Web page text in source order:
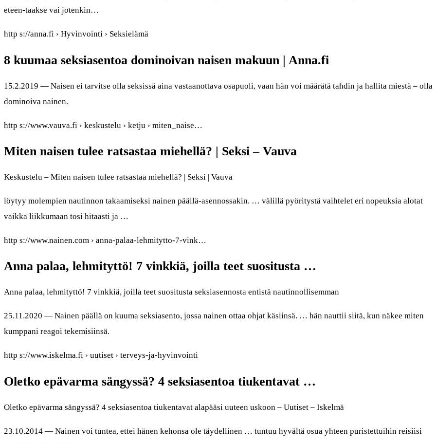
eteen-taakse vai jotenkin…
http s://anna.fi › Hyvinvointi › Seksielämä
8 kuumaa seksiasentoa dominoivan naisen makuun | Anna.fi
15.2.2019 — Naisen ei tarvitse olla seksissä aina vastaanottava osapuoli, vaan hän voi määrätä tahdin ja hallita miestä – olla
dominoiva nainen.
http s://www.vauva.fi › keskustelu › ketju › miten_naise…
Miten naisen tulee ratsastaa miehellä? | Seksi – Vauva
Keskustelu – Miten naisen tulee ratsastaa miehellä? | Seksi | Vauva
löytyy molempien nautinnon takaamiseksi nainen päällä-asennossakin. … välillä pyöritystä vaihtelet eri nopeuksia alotat
vaikka liikkumaan tosi hitaasti ja …
http s://www.nainen.com › anna-palaa-lehmitytto-7-vink…
Anna palaa, lehmityttö! 7 vinkkiä, joilla teet suositusta …
Anna palaa, lehmityttö! 7 vinkkiä, joilla teet suositusta seksiasennosta entistä nautinnollisemman
25.11.2020 — Nainen päällä on kuuma seksiasento, jossa nainen ottaa ohjat käsiinsä. … hän nauttii siitä, kun näkee miten
kumppani reagoi tekemisiinsä.
http s://www.iskelma.fi › uutiset › terveys-ja-hyvinvointi
Oletko epävarma sängyssä? 4 seksiasentoa tiukentavat …
Oletko epävarma sängyssä? 4 seksiasentoa tiukentavat alapääsi uuteen uskoon – Uutiset – Iskelmä
23.10.2014 — Nainen voi tuntea, ettei hänen kehonsa ole täydellinen … tuntuu hyvältä osua yhteen puristettuihin reisiisi